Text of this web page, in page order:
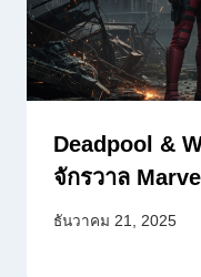
Deadpool &
จักรวาล
ธันวาคม 21, 2025